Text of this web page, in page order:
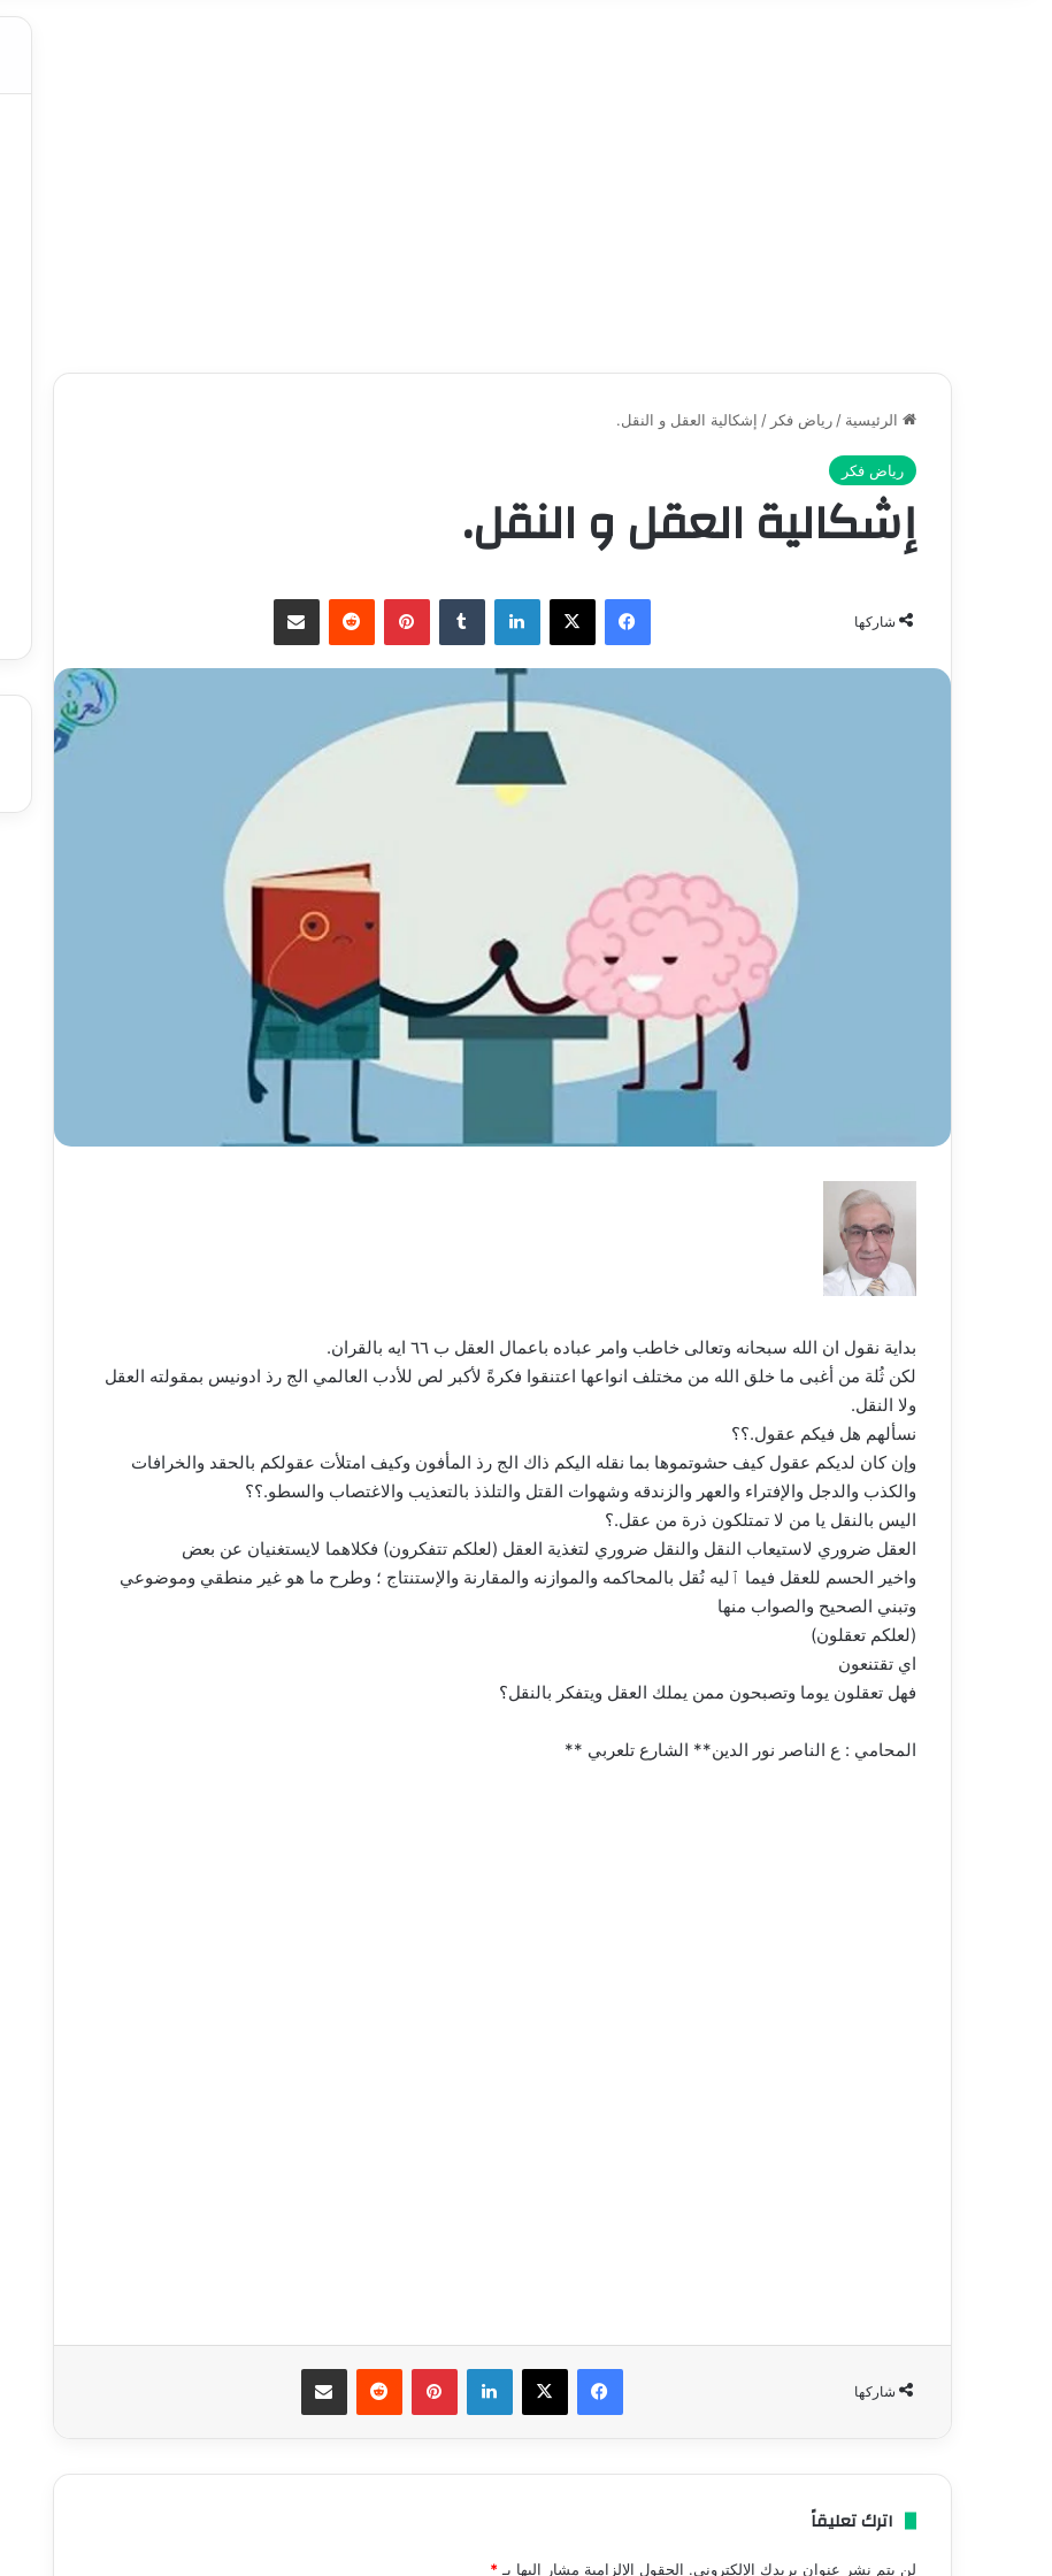
الرئيسية / رياض فكر / إشكالية العقل و النقل.
رياض فكر
إشكالية العقل و النقل.
شاركها
فيسبوك ‫X لينكدإن ‏Tumblr بينتيريست
‏Reddit مشاركة عبر البريد
بداية نقول ان الله سبحانه وتعالى خاطب وامر عباده باعمال العقل ب ٦٦ ايه بالقران.
لكن ثُلة من أغبى ما خلق الله من مختلف انواعها اعتنقوا فكرةً لأكبر لص للأدب العالمي الج رذ ادونيس بمقولته العقل
ولا النقل.
نسألهم هل فيكم عقول.؟؟
وإن كان لديكم عقول كيف حشوتموها بما نقله اليكم ذاك الج رذ المأفون وكيف امتلأت عقولكم بالحقد والخرافات
والكذب والدجل والإفتراء والعهر والزندقه وشهوات القتل والتلذذ بالتعذيب والاغتصاب والسطو.؟؟
اليس بالنقل يا من لا تمتلكون ذرة من عقل.؟
العقل ضروري لاستيعاب النقل والنقل ضروري لتغذية العقل (لعلكم تتفكرون) فكلاهما لايستغنيان عن بعض
واخير الحسم للعقل فيما ٱليه نُقل بالمحاكمه والموازنه والمقارنة والإستنتاج ؛ وطرح ما هو غير منطقي وموضوعي
وتبني الصحيح والصواب منها
(لعلكم تعقلون)
اي تقتنعون
فهل تعقلون يوما وتصبحون ممن يملك العقل ويتفكر بالنقل؟
المحامي : ع الناصر نور الدين** الشارع تلعربي **
شاركها
فيسبوك ‫X لينكدإن بينتيريست
‏Reddit مشاركة عبر البريد
اترك تعليقاً
لن يتم نشر عنوان بريدك الإلكتروني. الحقول الإلزامية مشار إليها بـ *